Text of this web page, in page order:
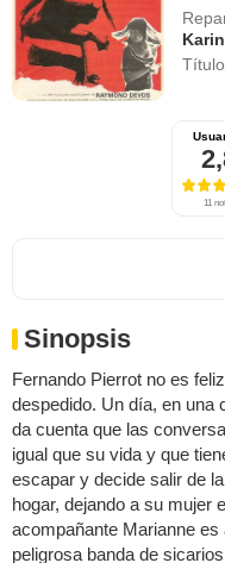
11
Sinopsis
Fernando Pierrot no es
despedido. Un día, en una
da cuenta que las
igual que su vida y que
escapar y decide salir de
hogar, dejando a su mujer
acompañante Marianne
peligrosa banda de